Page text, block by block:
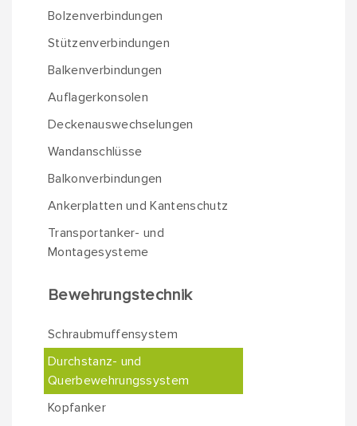
Bolzenverbindungen
Stützenverbindungen
Balkenverbindungen
Auflagerkonsolen
Deckenauswechselungen
Wandanschlüsse
Balkonverbindungen
Ankerplatten und Kantenschutz
Transportanker- und
Montagesysteme
Bewehrungstechnik
Schraubmuffensystem
Durchstanz- und
Querbewehrungssystem
Kopfanker